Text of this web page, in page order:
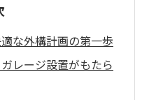
な外構計画の第一歩
レージ設置がもたら